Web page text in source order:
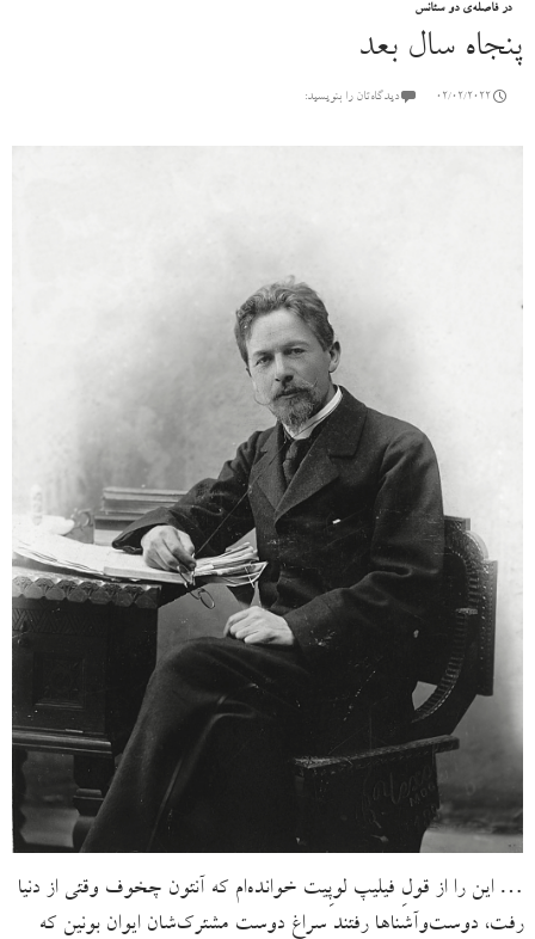
در فاصله‌ی دو سئانس
پنجاه سال بعد
02/02/2022 دیدگاه‌تان را بنویسید:
… این را از قولِ فیلیپ لوپِیت خوانده‌ام که آنتون چخوف وقتی از دنیا
رفت، دوست‌وآشناها رفتند سراغ دوست مشترک‌شان ایوان بونین که